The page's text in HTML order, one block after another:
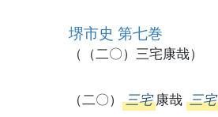
堺市史 第七巻
（（二〇）三宅康哉）
（二〇） 三宅 康哉 三宅